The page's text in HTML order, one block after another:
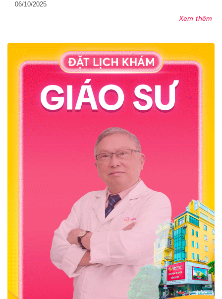
06/10/2025
Xem thêm